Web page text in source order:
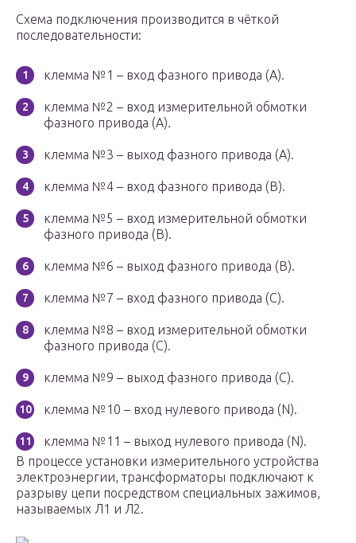
Схема подключения производится в чёткой
последовательности:
клемма №1 – вход фазного привода (А).
клемма №2 – вход измерительной обмотки
фазного привода (А).
клемма №3 – выход фазного привода (А).
клемма №4 – вход фазного привода (В).
клемма №5 – вход измерительной обмотки
фазного привода (В).
клемма №6 – выход фазного привода (В).
клемма №7 – вход фазного привода (С).
клемма №8 – вход измерительной обмотки
фазного привода (С).
клемма №9 – выход фазного привода (С).
клемма №10 – вход нулевого привода (N).
клемма №11 – выход нулевого привода (N).
В процессе установки измерительного устройства
электроэнергии, трансформаторы подключают к
разрыву цепи посредством специальных зажимов,
называемых Л1 и Л2.